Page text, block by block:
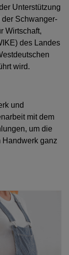
Unterstützung
Schwanger-
Wirtschaft,
des Landes
wird.
und
mit dem
um die
Handwerk ganz